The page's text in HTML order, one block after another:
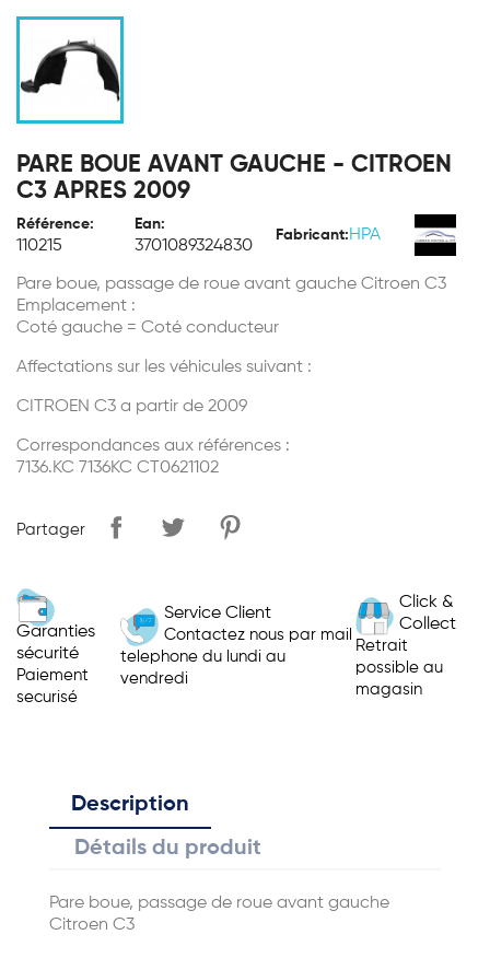
PARE BOUE AVANT GAUCHE - CITROEN
C3 APRES 2009
Référence:
110215
Ean:
3701089324830
Fabricant: HPA
Pare boue, passage de roue avant gauche Citroen C3
Emplacement :
Coté gauche = Coté conducteur
Affectations sur les véhicules suivant :
CITROEN C3 a partir de 2009
Correspondances aux références :
7136.KC 7136KC CT0621102
Partager
Garanties
sécurité
Paiement
securisé
Service Client
Contactez nous par mail
telephone du lundi au
vendredi
Click &
Collect
Retrait
possible au
magasin
Description
Détails du produit
Pare boue, passage de roue avant gauche
Citroen C3